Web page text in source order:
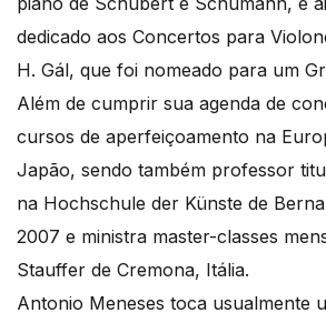
dedicado aos Concertos para
H. Gál, que foi nomeado para um
Além de cumprir sua agenda de
cursos de aperfeiçoamento na
Japão, sendo também professor
na Hochschule der Künste de
2007 e ministra master-classes
Stauffer de Cremona, Itália.
Antonio Meneses toca usualmente